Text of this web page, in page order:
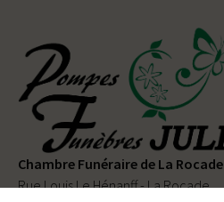
Chambre Funéraire de La Rocade
Rue Louis Le Hénanff - La Rocade